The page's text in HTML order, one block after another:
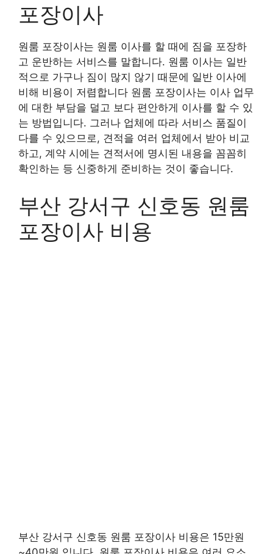
포장이사
원룸 포장이사는 원룸 이사를 할 때에 짐을 포장하
고 운반하는 서비스를 말합니다. 원룸 이사는 일반
적으로 가구나 짐이 많지 않기 때문에 일반 이사에
비해 비용이 저렴합니다 원룸 포장이사는 이사 업무
에 대한 부담을 덜고 보다 편안하게 이사를 할 수 있
는 방법입니다. 그러나 업체에 따라 서비스 품질이
다를 수 있으므로, 견적을 여러 업체에서 받아 비교
하고, 계약 시에는 견적서에 명시된 내용을 꼼꼼히
확인하는 등 신중하게 준비하는 것이 좋습니다.
부산 강서구 신호동 원룸
포장이사 비용
부산 강서구 신호동 원룸 포장이사 비용은 15만원